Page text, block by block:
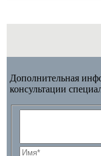
Дополнительная
консультации